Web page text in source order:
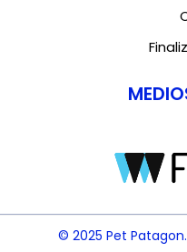
© 2025 Pet